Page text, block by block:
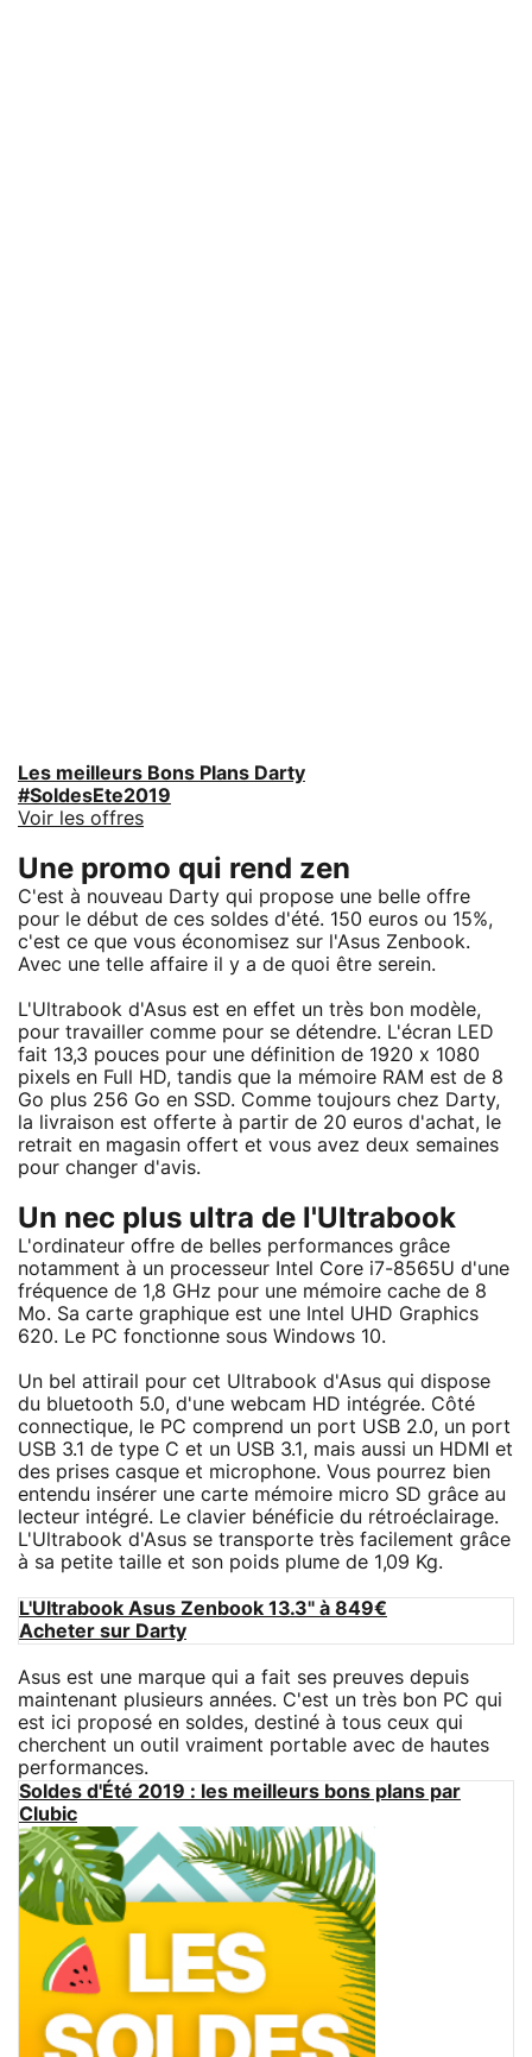
Les meilleurs Bons Plans Darty
#SoldesEte2019
Voir les offres
Une promo qui rend zen
C'est à nouveau Darty qui propose une belle offre
pour le début de ces soldes d'été. 150 euros ou 15%,
c'est ce que vous économisez sur l'Asus Zenbook.
Avec une telle affaire il y a de quoi être serein.
L'Ultrabook d'Asus est en effet un très bon modèle,
pour travailler comme pour se détendre. L'écran LED
fait 13,3 pouces pour une définition de 1920 x 1080
pixels en Full HD, tandis que la mémoire RAM est de 8
Go plus 256 Go en SSD. Comme toujours chez Darty,
la livraison est offerte à partir de 20 euros d'achat, le
retrait en magasin offert et vous avez deux semaines
pour changer d'avis.
Un nec plus ultra de l'Ultrabook
L'ordinateur offre de belles performances grâce
notamment à un processeur Intel Core i7-8565U d'une
fréquence de 1,8 GHz pour une mémoire cache de 8
Mo. Sa carte graphique est une Intel UHD Graphics
620. Le PC fonctionne sous Windows 10.
Un bel attirail pour cet Ultrabook d'Asus qui dispose
du bluetooth 5.0, d'une webcam HD intégrée. Côté
connectique, le PC comprend un port USB 2.0, un port
USB 3.1 de type C et un USB 3.1, mais aussi un HDMI et
des prises casque et microphone. Vous pourrez bien
entendu insérer une carte mémoire micro SD grâce au
lecteur intégré. Le clavier bénéficie du rétroéclairage.
L'Ultrabook d'Asus se transporte très facilement grâce
à sa petite taille et son poids plume de 1,09 Kg.
L'Ultrabook Asus Zenbook 13.3" à 849€
Acheter sur Darty
Asus est une marque qui a fait ses preuves depuis
maintenant plusieurs années. C'est un très bon PC qui
est ici proposé en soldes, destiné à tous ceux qui
cherchent un outil vraiment portable avec de hautes
performances.
Soldes d'Été 2019 : les meilleurs bons plans par
Clubic